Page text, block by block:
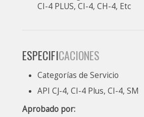
CI-4 PLUS, CI-4, CH-4, Etc
ESPECIFICACIONES
Categorías de Servicio
API CJ-4, CI-4 Plus, CI-4, SM
Aprobado por: